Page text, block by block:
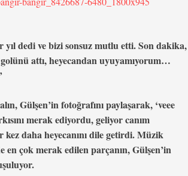
yıl dedi ve bizi sonsuz mutlu etti. Son dakika,
attı, heyecandan uyuyamıyorum…
Gülşen’in fotoğrafını paylaşarak, ‘veee
merak ediyordu, geliyor canım
daha heyecanını dile getirdi. Müzik
en çok merak edilen parçanın, Gülşen’in